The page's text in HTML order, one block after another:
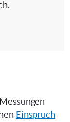
Einspruch